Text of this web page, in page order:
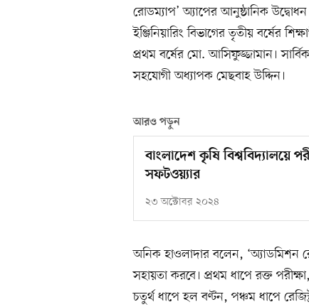
রোডম্যাপ’ অ্যাপের আনুষ্ঠানিক
ইঞ্জিনিয়ারিং বিভাগের তৃতীয় বর্ষের
প্রথম বর্ষের মো. আসিফুজ্জামান।
সহযোগী অধ্যাপক মেছবাহ উদ্দিন।
আরও পড়ুন
বাংলাদেশ কৃষি বিশ্ববিদ্যালয়ে
সফটওয়্যার
২৩ অক্টোবর ২০২৪
অনিক হাওলাদার বলেন, ‘অ্যাডমিশন
সহায়তা করবে। প্রথম ধাপে রক্ত
চতুর্থ ধাপে হল বণ্টন, পঞ্চম ধাপে